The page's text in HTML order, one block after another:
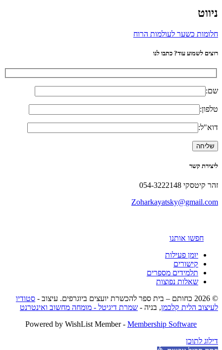
ניווט
חלומות כשער לעולמות הרוח
רוצים לשמוע עוד? כתבו לנו
שם:
טלפון:
דוא"ל:
ליצירת קשר
זהר קיטסקי 054-3222148
Zoharkayatsky@gmail.com
חפשו אותנו
יומן פעילות
קישורים
תלמידים מספרים
שאלות נפוצות
© 2026 כחותם – בית ספר להכשרת יועצים ביוגרפים. עיצוב -
סטודיו
לעיצוב הלית קלכמן, בניה - שמרת דיגיטל - מומחה מחשוב ואינטרנט
Powered by WishList Member - Membership Software
דילוג לתוכן